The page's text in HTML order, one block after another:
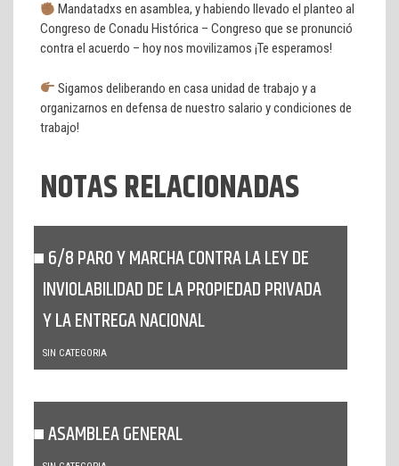
Mandatadxs en asamblea, y habiendo llevado el planteo al
Congreso de Conadu Histórica – Congreso que se pronunció
contra el acuerdo – hoy nos movilizamos ¡Te esperamos!
Sigamos deliberando en casa unidad de trabajo y a
organizarnos en defensa de nuestro salario y condiciones de
trabajo!
NOTAS RELACIONADAS
6/8 PARO Y MARCHA CONTRA LA LEY DE
INVIOLABILIDAD DE LA PROPIEDAD PRIVADA
Y LA ENTREGA NACIONAL
SIN CATEGORIA
ASAMBLEA GENERAL